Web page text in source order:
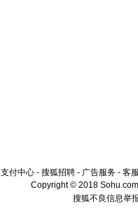
支付中心 - 搜狐招聘 - 广告服务 - 客
Copyright © 2018
搜狐不良信息举